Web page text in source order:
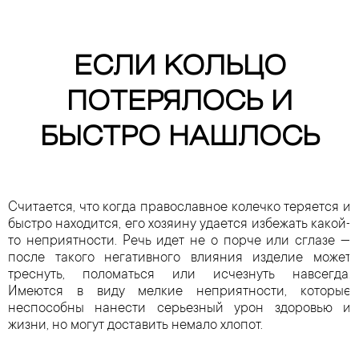
ЕСЛИ КОЛЬЦО
ПОТЕРЯЛОСЬ И
БЫСТРО НАШЛОСЬ
Считается, что когда православное колечко теряется и
быстро находится, его хозяину удается избежать какой-
то неприятности. Речь идет не о порче или сглазе —
после такого негативного влияния изделие может
треснуть, поломаться или исчезнуть навсегда.
Имеются в виду мелкие неприятности, которые
неспособны нанести серьезный урон здоровью и
жизни, но могут доставить немало хлопот.